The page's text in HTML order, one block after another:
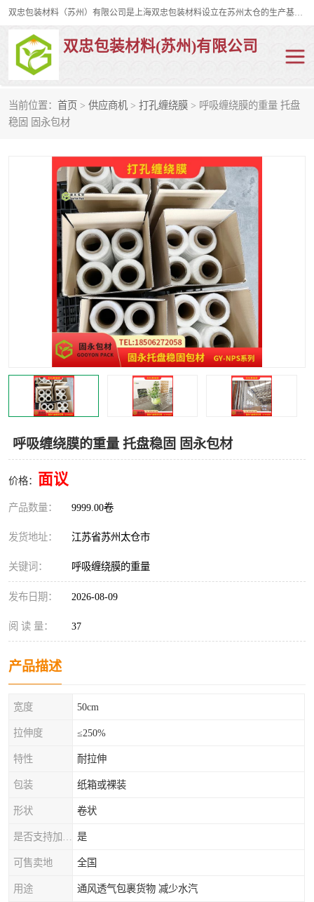
双忠包装材料（苏州）有限公司是上海双忠包装材料设立在苏州太仓的生产基地，占地约2万平米，产品主要有打孔缠绕膜，拉伸蜂窝纸，集装箱充气袋，滑托板，打包带，裹包网兜，防滑纸等箱体和托盘的运输和保护性包材。固永包材®，GooYon Pack®，是我们保护性包装材料的专属品牌。
双忠包装材料(苏州)有限公司
当前位置： 首页 > 供应商机 > 打孔缠绕膜 > 呼吸缠绕膜的重量 托盘
稳固 固永包材
呼吸缠绕膜的重量 托盘稳固 固永包材
价格： 面议
产品数量： 9999.00卷
发货地址： 江苏省苏州太仓市
关键词： 呼吸缠绕膜的重量
发布日期： 2026-08-09
阅 读 量： 37
产品描述
宽度 50cm
拉伸度 ≤250%
特性 耐拉伸
包装 纸箱或裸装
形状 卷状
是
可售卖地 全国
用途 通风透气包裹货物 减少水汽
打孔缠绕膜
裹包网兜 纤维打包带
充气袋
缠绕膜
托盘裹包网兜
托盘捆绑带